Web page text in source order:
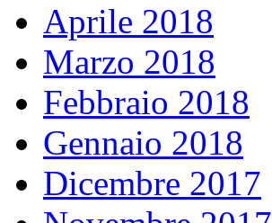
Aprile 2018
Marzo 2018
Febbraio 2018
Gennaio 2018
Dicembre 2017